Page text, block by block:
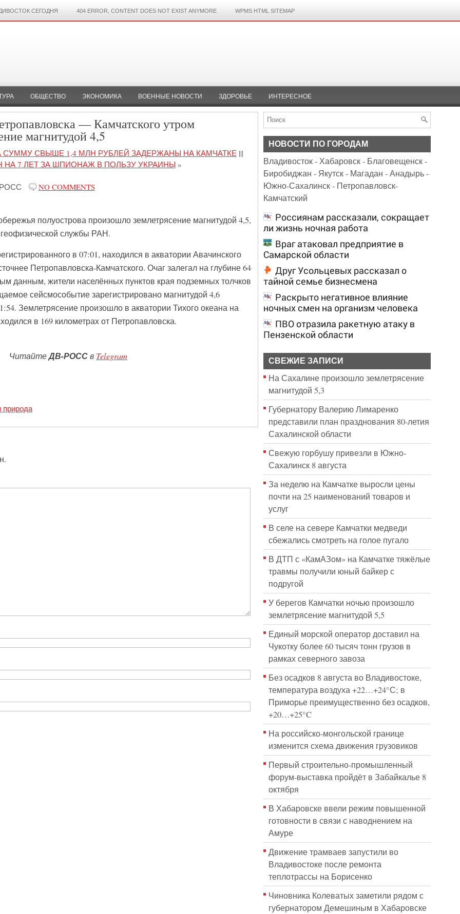
СЕГОДНЯ 404 ERROR, CONTENT DOES NOT EXIST ANYMORE WPMS HTML SITEMAP
ОБЩЕСТВО ЭКОНОМИКА ВОЕННЫЕ НОВОСТИ ЗДОРОВЬЕ ИНТЕРЕСНОЕ
— Камчатского утром
магнитудой 4,5
СВЫШЕ 1,4 МЛН РУБЛЕЙ ЗАДЕРЖАНЫ НА КАМЧАТКЕ|||
7 ЛЕТ ЗА ШПИОНАЖ В ПОЛЬЗУ УКРАИНЫ »
NO COMMENTS
полуострова произошло землетрясение магнитудой 4,5,
службы РАН.
в 07:01, находился в акватории Авачинского
Петропавловска-Камчатского. Очаг залегал на глубине 64
данным, жители населённых пунктов края подземных толчков
сейсмособытие зарегистрировано магнитудой 4,6
Землетрясение произошло в акватории Тихого океана на
в 169 километрах от Петропавловска.
ЧитайтеДВ-РОССв Telegram
природа
НОВОСТИ ПО ГОРОДАМ
Владивосток-Хабаровск- Благовещенск-
Биробиджан - Якутск- Магадан -Анадырь-
Южно-Сахалинск- Петропавловск-
Камчатский
Россиянам рассказали, сокращает
ли жизнь ночная работа
Враг атаковал предприятие в
Самарской области
Друг Усольцевых рассказал о
тайной семье бизнесмена
Раскрыто негативное влияние
ночных смен на организм человека
ПВО отразила ракетную атаку в
Пензенской области
СВЕЖИЕ ЗАПИСИ
На Сахалине произошло землетрясение
магнитудой 5,3
Губернатору Валерию Лимаренко
представили план празднования 80-летия
Сахалинской области
Свежую горбушу привезли в Южно-
Сахалинск 8 августа
За неделю на Камчатке выросли цены
почти на 25 наименований товаров и
услуг
В селе на севере Камчатки медведи
сбежались смотреть на голое пугало
В ДТП с «КамАЗом» на Камчатке тяжёлые
травмы получили юный байкер с
подругой
У берегов Камчатки ночью произошло
землетрясение магнитудой 5,5
Единый морской оператор доставил на
Чукотку более 60 тысяч тонн грузов в
рамках северного завоза
Без осадков 8 августа во Владивостоке,
температура воздуха +22…+24°С; в
Приморье преимущественно без осадков,
+20…+25°C
На российско‑монгольской границе
изменится схема движения грузовиков
Первый строительно‑промышленный
форум‑выставка пройдёт в Забайкалье 8
октября
В Хабаровске ввели режим повышенной
готовности в связи с наводнением на
Амуре
Движение трамваев запустили во
Владивостоке после ремонта
теплотрассы на Борисенко
Чиновника Колеватых заметили рядом с
губернатором Демешиным в Хабаровске